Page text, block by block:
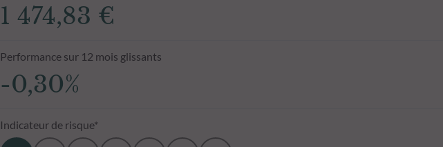
1 474,83 €
Performance sur 12 mois glissants
-0,30%
Indicateur de risque*